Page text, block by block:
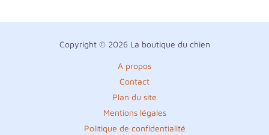
Copyright © 2026 La boutique du chien
A propos
Contact
Plan du site
Mentions légales
Politique de confidentialité